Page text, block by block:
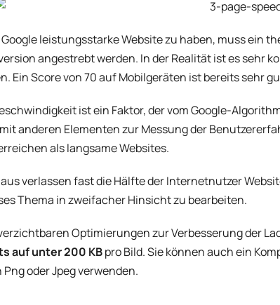
leistungsstarke Website zu haben, muss ein
angestrebt werden. In der Realität ist es sehr
Ein Score von 70 auf Mobilgeräten ist bereits sehr
ist ein Faktor, der vom Google-
anderen Elementen zur Messung der
als langsame Websites.
verlassen fast die Hälfte der Internetnutzer
Thema in zweifacher Hinsicht zu bearbeiten.
Optimierungen zur Verbesserung der
auf unter 200 KBpro Bild. Sie können auch ein
oder Jpeg verwenden.